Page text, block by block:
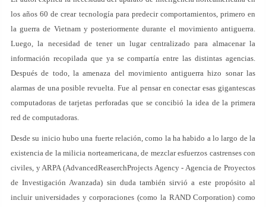
los años 60 de crear tecnología para predecir comportamientos, primero en
la guerra de Vietnam y posteriormente durante el movimiento antiguerra.
Luego, la necesidad de tener un lugar centralizado para almacenar la
información recopilada que ya se compartía entre las distintas agencias.
Después de todo, la amenaza del movimiento antiguerra hizo sonar las
alarmas de una posible revuelta. Fue al pensar en conectar esas gigantescas
computadoras de tarjetas perforadas que se concibió la idea de la primera
red de computadoras.
Desde su inicio hubo una fuerte relación, como la ha habido a lo largo de la
existencia de la milicia norteamericana, de mezclar esfuerzos castrenses con
civiles, y ARPA (AdvancedReaserchProjects Agency - Agencia de Proyectos
de Investigación Avanzada) sin duda también sirvió a este propósito al
incluir universidades y corporaciones (como la RAND Corporation) como